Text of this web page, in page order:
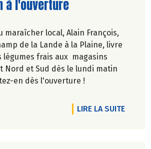
à l'ouverture
maraîcher local, Alain François,
de la Lande à la Plaine, livre
légumes frais aux magasins
Nord et Sud dès le lundi matin
en dès l'ouverture !
LIRE LA SUITEDE